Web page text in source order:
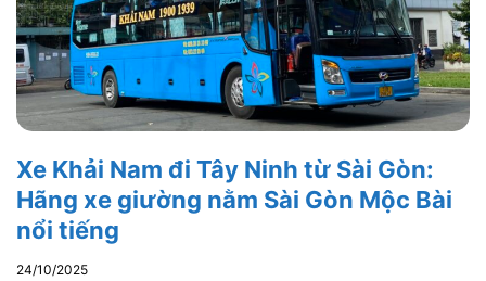
Xe Khải Nam đi Tây Ninh từ Sài Gòn:
Hãng xe giường nằm Sài Gòn Mộc Bài
nổi tiếng
24/10/2025